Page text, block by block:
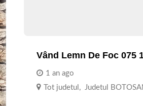
Vând Lemn De Foc 075
1 an ago
Tot judetul , Judetul